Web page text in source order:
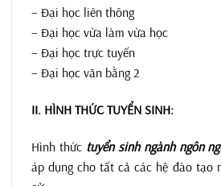
– Đại học liên thông
– Đại học vừa làm vừa học
– Đại học trực tuyến
– Đại học văn bằng 2
II. HÌNH THỨC TUYỂN SINH:
Hình thức tuyển sinh ngành ngôn
áp dụng cho tất cả các hệ đào tạo